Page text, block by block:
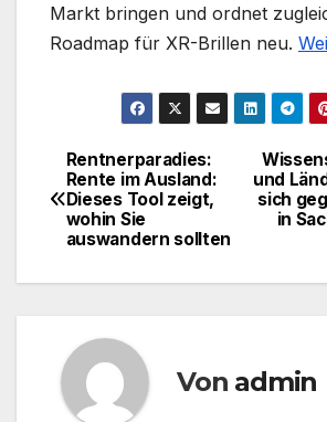
Markt bringen und ordnet
Roadmap für XR-Brillen neu.
und
sich
in
Rentnerparadies:
Rente im Ausland:
Dieses Tool zeigt,
wohin Sie
auswandern sollten
Von admin